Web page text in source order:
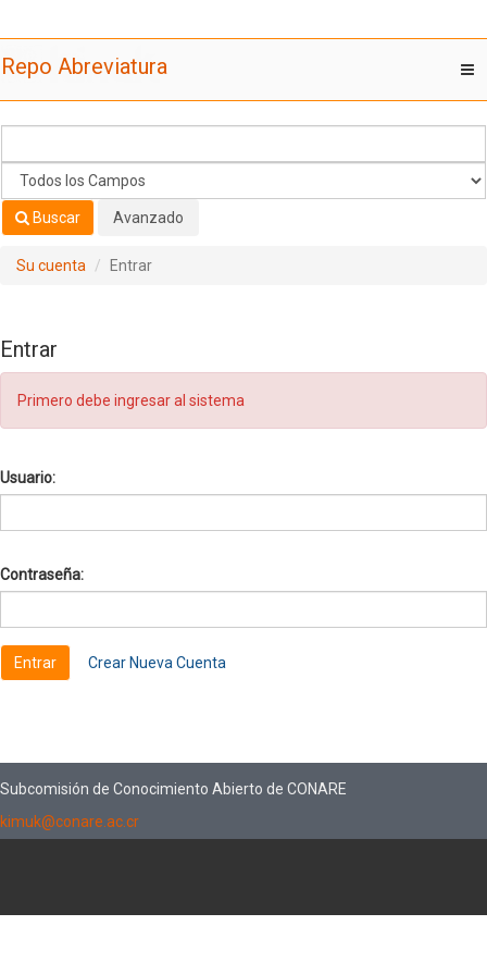
Repo Abreviatura
Buscar Avanzado
Su cuenta Entrar
Entrar
Primero debe ingresar al sistema
Usuario:
Contraseña:
Crear Nueva Cuenta
Subcomisión de Conocimiento Abierto de CONARE
kimuk@conare.ac.cr